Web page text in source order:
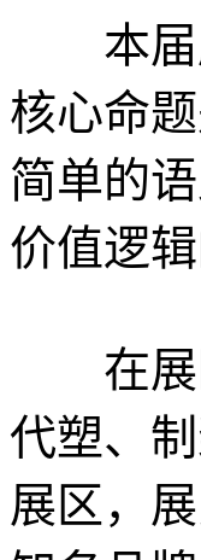
本届展
核心命
简单的
价值逻
在展区
代塑、
展区，